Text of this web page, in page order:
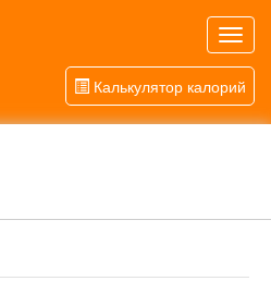
Калькулятор калорий